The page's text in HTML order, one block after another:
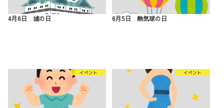
4月6日 城の日 6月5日 熱気球の日
イベント イベント